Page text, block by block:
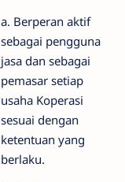
a. Berperan aktif
sebagai pengguna
jasa dan sebagai
pemasar setiap
usaha Koperasi
sesuai dengan
ketentuan yang
berlaku.